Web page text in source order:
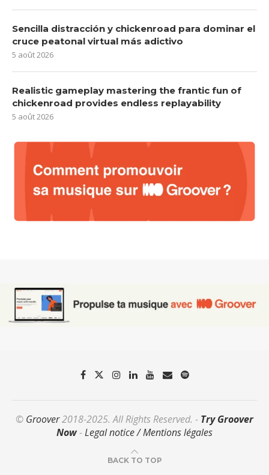
Sencilla distracción y chickenroad para dominar el
cruce peatonal virtual más adictivo
5 août 2026
Realistic gameplay mastering the frantic fun of
chickenroad provides endless replayability
5 août 2026
© Groover2018-2025. All Rights Reserved. - Try Groover
Now-Legal notice / Mentions légales
BACK TO TOP